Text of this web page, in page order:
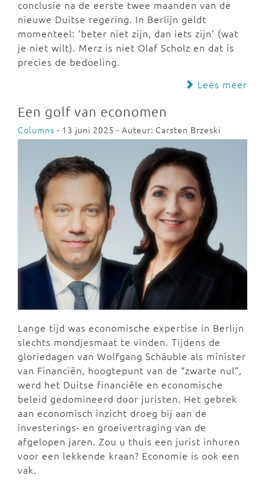
conclusie na de eerste twee maanden van de
nieuwe Duitse regering. In Berlijn geldt
momenteel: ‘beter niet zijn, dan iets zijn’ (wat
je niet wilt). Merz is niet Olaf Scholz en dat is
precies de bedoeling.
Lees meer
Een golf van economen
Columns - 13 juni 2025 - Auteur: Carsten Brzeski
Lange tijd was economische expertise in Berlijn
slechts mondjesmaat te vinden. Tijdens de
gloriedagen van Wolfgang Schäuble als minister
van Financiën, hoogtepunt van de “zwarte nul”,
werd het Duitse financiële en economische
beleid gedomineerd door juristen. Het gebrek
aan economisch inzicht droeg bij aan de
investerings- en groeivertraging van de
afgelopen jaren. Zou u thuis een jurist inhuren
voor een lekkende kraan? Economie is ook een
vak.